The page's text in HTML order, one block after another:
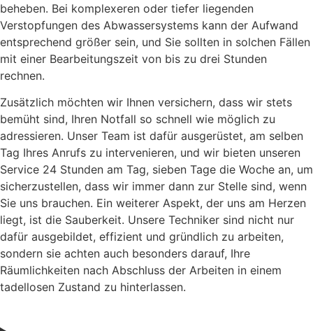
beheben. Bei komplexeren oder tiefer liegenden
Verstopfungen des Abwassersystems kann der Aufwand
entsprechend größer sein, und Sie sollten in solchen Fällen
mit einer Bearbeitungszeit von bis zu drei Stunden
rechnen.
Zusätzlich möchten wir Ihnen versichern, dass wir stets
bemüht sind, Ihren Notfall so schnell wie möglich zu
adressieren. Unser Team ist dafür ausgerüstet, am selben
Tag Ihres Anrufs zu intervenieren, und wir bieten unseren
Service 24 Stunden am Tag, sieben Tage die Woche an, um
sicherzustellen, dass wir immer dann zur Stelle sind, wenn
Sie uns brauchen. Ein weiterer Aspekt, der uns am Herzen
liegt, ist die Sauberkeit. Unsere Techniker sind nicht nur
dafür ausgebildet, effizient und gründlich zu arbeiten,
sondern sie achten auch besonders darauf, Ihre
Räumlichkeiten nach Abschluss der Arbeiten in einem
tadellosen Zustand zu hinterlassen.